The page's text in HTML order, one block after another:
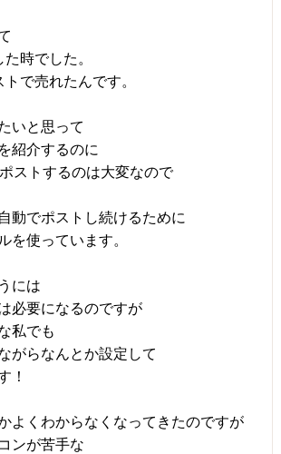
時でした。
で売れたんです。
いと思って
紹介するのに
ストするのは大変なので
動でポストし続けるために
を使っています。
には
必要になるのですが
私でも
がらなんとか設定して
！
よくわからなくなってきたのですが
ンが苦手な